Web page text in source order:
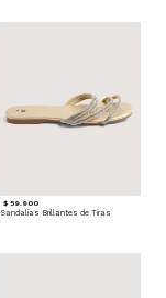
$ 59.900
Sandalias Brillantes de Tiras